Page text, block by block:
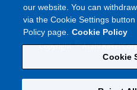
Copyright©Asahi Kasei
our website. You can
via the Cookie Settings
Policy page. Cookie Policy
Cookie